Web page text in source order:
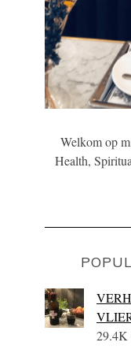
Welkom op
Health,